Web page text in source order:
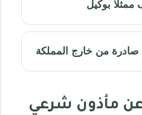
ممثلًا بوكيل
صادرة من خارج المملكة
مأذون شرعي